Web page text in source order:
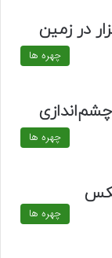
در زمین
چهره ها
چهره ها
چهره ها